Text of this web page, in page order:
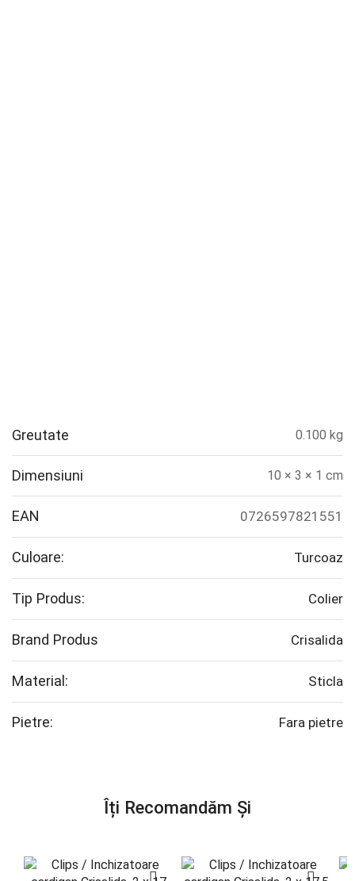
Greutate 0.100 kg
Dimensiuni 10 × 3 × 1 cm
EAN 0726597821551
Culoare: Turcoaz
Tip Produs: Colier
Brand Produs Crisalida
Material: Sticla
Pietre: Fara pietre
Îți Recomandăm Și